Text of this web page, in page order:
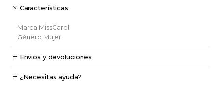
Características
Marca MissCarol
Género Mujer
Envíos y devoluciones
¿Necesitas ayuda?